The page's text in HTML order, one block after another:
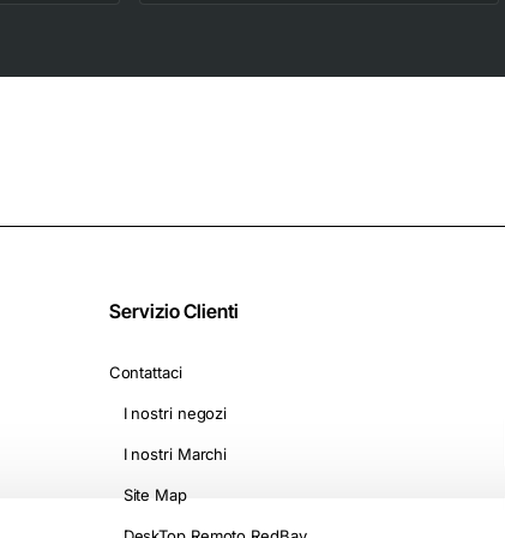
ventola, On The Go
Servizio Clienti
Contattaci
I nostri negozi
I nostri Marchi
Site Map